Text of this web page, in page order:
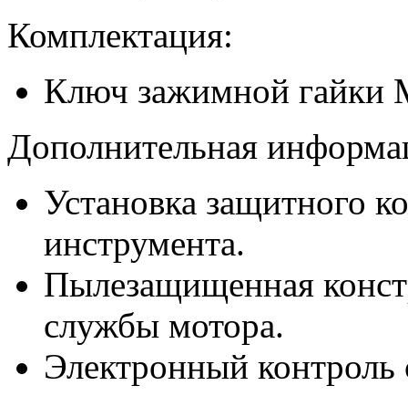
Комплектация:
Ключ зажимной гайки
Дополнительная
Установка защитного
инструмента.
Пылезащищенная
службы мотора.
Электронный контроль